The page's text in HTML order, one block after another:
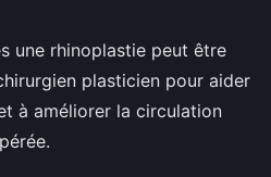
une rhinoplastie peut être
plasticien pour aider
à améliorer la circulation